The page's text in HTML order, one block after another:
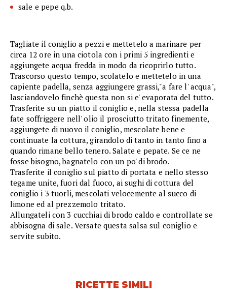
sale e pepe q.b.
Tagliate il coniglio a pezzi e mettetelo a marinare per
circa 12 ore in una ciotola con i primi 5 ingredienti e
aggiungete acqua fredda in modo da ricoprirlo tutto.
Trascorso questo tempo, scolatelo e mettetelo in una
capiente padella, senza aggiungere grassi,"a fare l' acqua",
lasciandovelo finchè questa non si e' evaporata del tutto.
Trasferite su un piatto il coniglio e, nella stessa padella
fate soffriggere nell' olio il prosciutto tritato finemente,
aggiungete di nuovo il coniglio, mescolate bene e
continuate la cottura, girandolo di tanto in tanto fino a
quando rimane bello tenero. Salate e pepate. Se ce ne
fosse bisogno, bagnatelo con un po' di brodo.
Trasferite il coniglio sul piatto di portata e nello stesso
tegame unite, fuori dal fuoco, ai sughi di cottura del
coniglio i 3 tuorli, mescolati velocemente al succo di
limone ed al prezzemolo tritato.
Allungateli con 3 cucchiai di brodo caldo e controllate se
abbisogna di sale. Versate questa salsa sul coniglio e
servite subito.
RICETTE SIMILI